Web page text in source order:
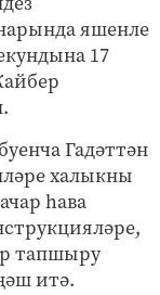
яшенле
17
Гадәттән
халыкны
һава
тапшыру
итә.